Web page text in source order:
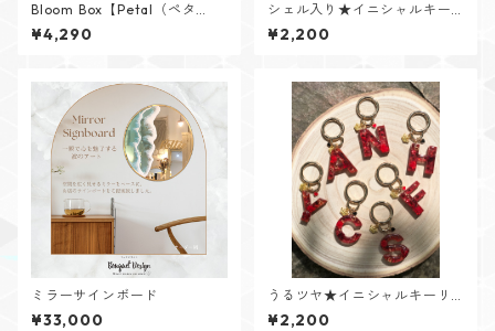
Bloom Box【Petal（ペタ
ル）】メッセージカード付け
られます✨
¥4,290
シェル入り★イニシャルキー
リング【Cristal Oceanシリー
ズ】
¥2,200
ミラーサインボード
¥33,000
うるツヤ★イニシャルキーリ
ング【Glitter Heartシリー
¥2,200